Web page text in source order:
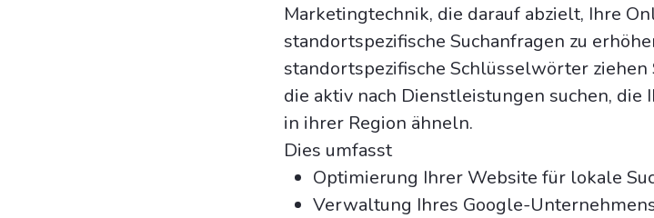
Marketingtechnik, die darauf abzielt, Ihre
standortspezifische Suchanfragen zu
standortspezifische Schlüsselwörter ziehen
die aktiv nach Dienstleistungen suchen,
in ihrer Region ähneln.
Dies umfasst
Optimierung Ihrer Website für lokale
Verwaltung Ihres Google-